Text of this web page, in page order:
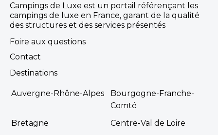
Campings de Luxe est un portail référençant les
campings de luxe en France, garant de la qualité
des structures et des services présentés
Foire aux questions
Contact
Destinations
Auvergne-Rhône-Alpes
Bourgogne-Franche-
Comté
Bretagne
Centre-Val de Loire